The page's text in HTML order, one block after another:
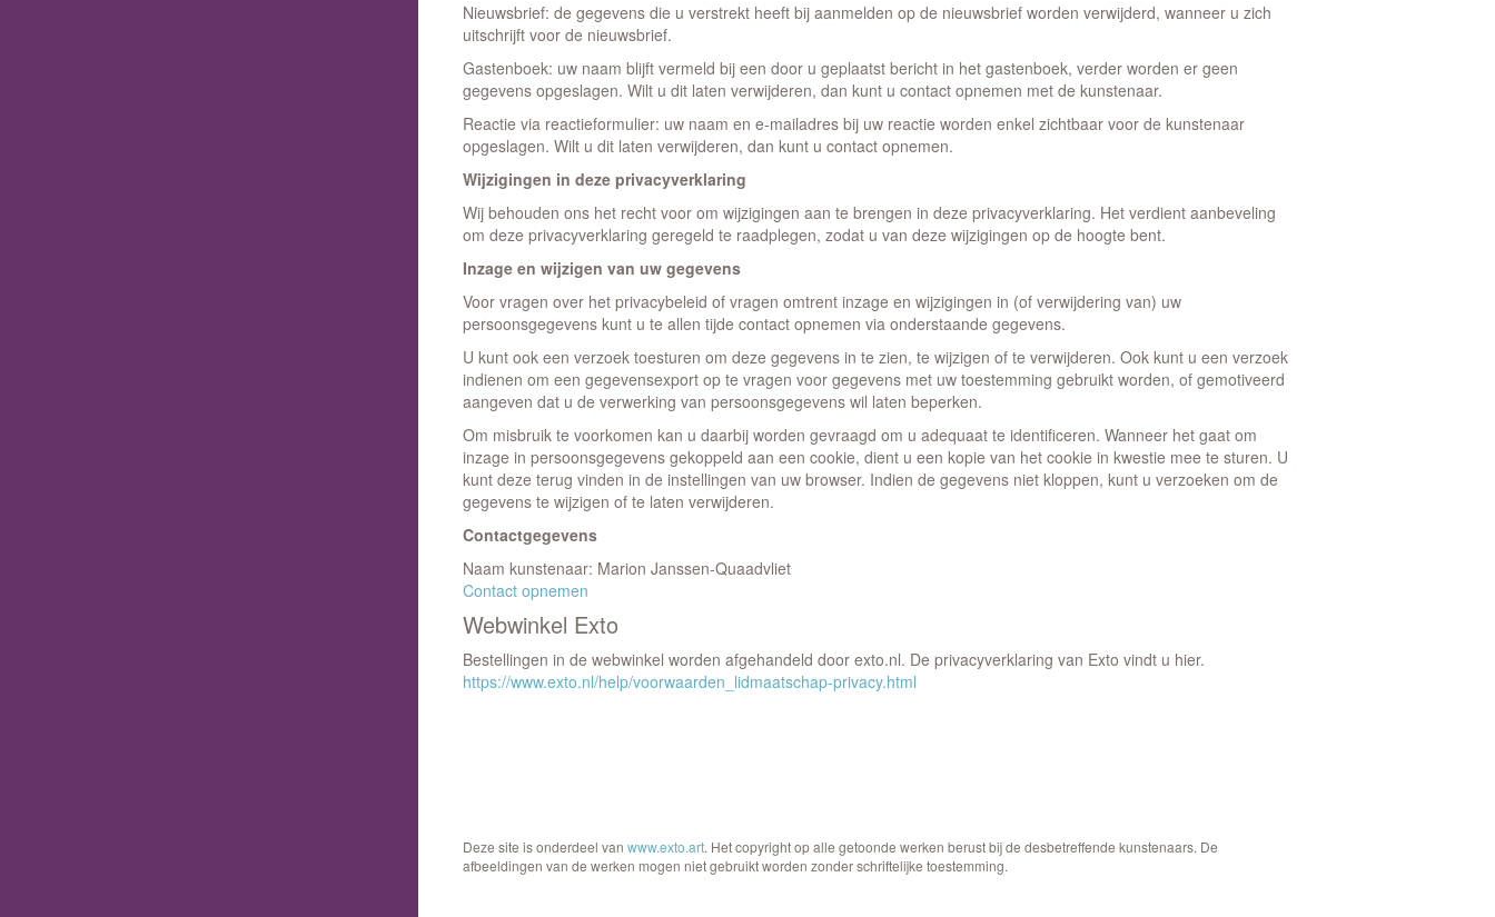
Nieuwsbrief: de gegevens die u verstrekt heeft bij aanmelden op de nieuwsbrief worden verwijderd, wanneer u zich
uitschrijft voor de nieuwsbrief.
Gastenboek: uw naam blijft vermeld bij een door u geplaatst bericht in het gastenboek, verder worden er geen
gegevens opgeslagen. Wilt u dit laten verwijderen, dan kunt u contact opnemen met de kunstenaar.
Reactie via reactieformulier: uw naam en e-mailadres bij uw reactie worden enkel zichtbaar voor de kunstenaar
opgeslagen. Wilt u dit laten verwijderen, dan kunt u contact opnemen.
Wijzigingen in deze privacyverklaring
Wij behouden ons het recht voor om wijzigingen aan te brengen in deze privacyverklaring. Het verdient aanbeveling
om deze privacyverklaring geregeld te raadplegen, zodat u van deze wijzigingen op de hoogte bent.
Inzage en wijzigen van uw gegevens
Voor vragen over het privacybeleid of vragen omtrent inzage en wijzigingen in (of verwijdering van) uw
persoonsgegevens kunt u te allen tijde contact opnemen via onderstaande gegevens.
U kunt ook een verzoek toesturen om deze gegevens in te zien, te wijzigen of te verwijderen. Ook kunt u een verzoek
indienen om een gegevensexport op te vragen voor gegevens met uw toestemming gebruikt worden, of gemotiveerd
aangeven dat u de verwerking van persoonsgegevens wil laten beperken.
Om misbruik te voorkomen kan u daarbij worden gevraagd om u adequaat te identificeren. Wanneer het gaat om
inzage in persoonsgegevens gekoppeld aan een cookie, dient u een kopie van het cookie in kwestie mee te sturen. U
kunt deze terug vinden in de instellingen van uw browser. Indien de gegevens niet kloppen, kunt u verzoeken om de
gegevens te wijzigen of te laten verwijderen.
Contactgegevens
Naam kunstenaar: Marion Janssen-Quaadvliet
Contact opnemen
Webwinkel Exto
Bestellingen in de webwinkel worden afgehandeld door exto.nl. De privacyverklaring van Exto vindt u hier.
https://www.exto.nl/help/voorwaarden_lidmaatschap-privacy.html
Deze site is onderdeel van www.exto.art. Het copyright op alle getoonde werken berust bij de desbetreffende kunstenaars. De
afbeeldingen van de werken mogen niet gebruikt worden zonder schriftelijke toestemming.